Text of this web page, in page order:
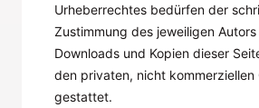
Urheberrechtes bedürfen der
Zustimmung des jeweiligen
Downloads und Kopien dieser
den privaten, nicht kommerziellen
gestattet.